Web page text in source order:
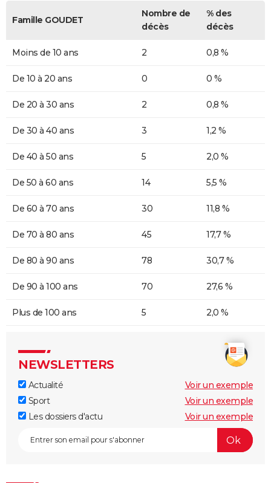
Famille GOUDET
Nombre de
décès
% des
décès
Moins de 10 ans 2 0,8 %
De 10 à 20 ans 0 0 %
De 20 à 30 ans 2 0,8 %
De 30 à 40 ans 3 1,2 %
De 40 à 50 ans 5 2,0 %
De 50 à 60 ans 14 5,5 %
De 60 à 70 ans 30 11,8 %
De 70 à 80 ans 45 17,7 %
De 80 à 90 ans 78 30,7 %
De 90 à 100 ans 70 27,6 %
Plus de 100 ans 5 2,0 %
NEWSLETTERS
Actualité
Voir un exemple
Sport
Voir un exemple
Les dossiers d'actu
Voir un exemple